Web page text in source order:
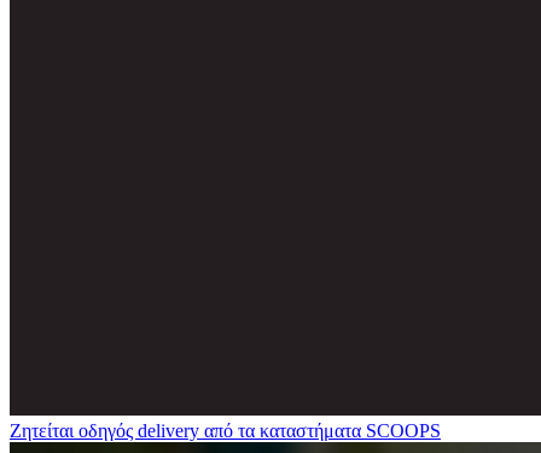
Ζητείται οδηγός delivery από τα καταστήματα SCOOPS